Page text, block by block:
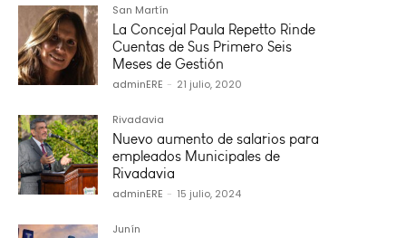
San Martín
La Concejal Paula Repetto Rinde
Cuentas de Sus Primero Seis
Meses de Gestión
adminERE - 21 julio, 2020
Rivadavia
Nuevo aumento de salarios para
empleados Municipales de
Rivadavia
adminERE - 15 julio, 2024
Junín